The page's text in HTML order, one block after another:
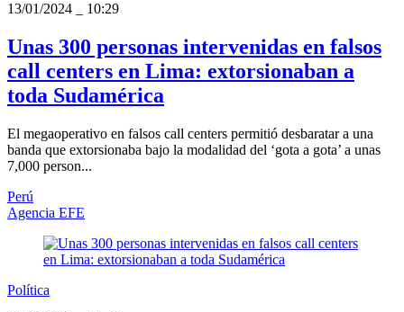
13/01/2024
10:29
Unas 300 personas intervenidas en falsos
call centers en Lima: extorsionaban a
toda Sudamérica
El megaoperativo en falsos call centers permitió desbaratar a una
banda que extorsionaba bajo la modalidad del ‘gota a gota’ a unas
7,000 person...
Perú
Agencia EFE
Política